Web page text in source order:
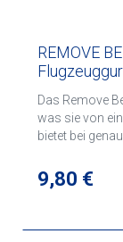
REMOVE
Das Remove
was sie von
bietet bei
diesem
Regulärer
9,80 €